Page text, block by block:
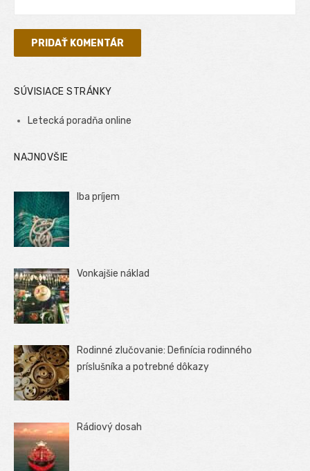
SÚVISIACE STRÁNKY
Letecká poradňa online
NAJNOVŠIE
Iba príjem
Vonkajšie náklad
Rodinné zlučovanie: Definícia rodinného
príslušníka a potrebné dôkazy
Rádiový dosah